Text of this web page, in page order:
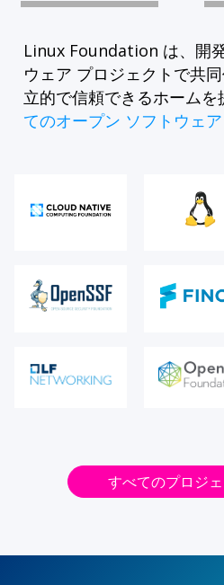
Linux Foundation は、開
ウェア プロジェクトで共
立的で信頼できるホームを
てのオープン ソフトウェ
すべてのプロジ